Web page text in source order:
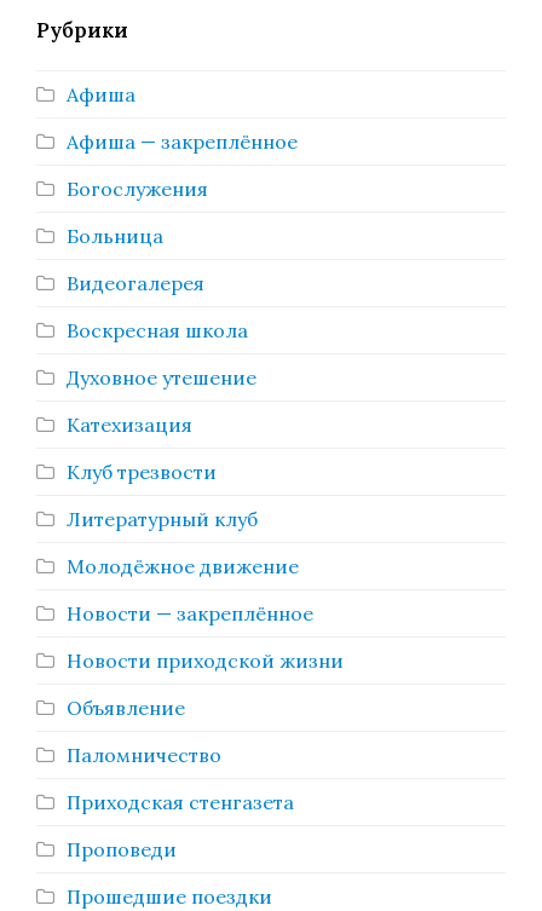
Рубрики
Афиша
Афиша — закреплённое
Богослужения
Больница
Видеогалерея
Воскресная школа
Духовное утешение
Катехизация
Клуб трезвости
Литературный клуб
Молодёжное движение
Новости — закреплённое
Новости приходской жизни
Объявление
Паломничество
Приходская стенгазета
Проповеди
Прошедшие поездки